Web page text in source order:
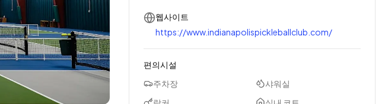
웹사이트
https://www.indianapolispickleballclub.com/
편의시설
주차장
샤워실